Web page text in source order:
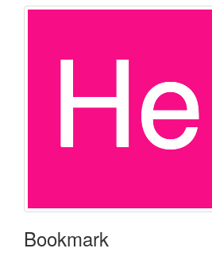
Bookmark